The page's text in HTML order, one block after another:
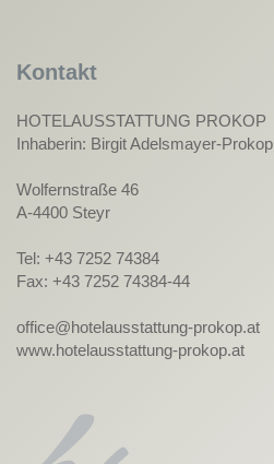
Kontakt
HOTELAUSSTATTUNG PROKOP
Inhaberin: Birgit Adelsmayer-Prokop
Wolfernstraße 46
A-4400 Steyr
Tel: +43 7252 74384
Fax: +43 7252 74384-44
office@hotelausstattung-prokop.at
www.hotelausstattung-prokop.at